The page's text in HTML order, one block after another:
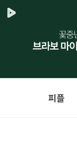
피플